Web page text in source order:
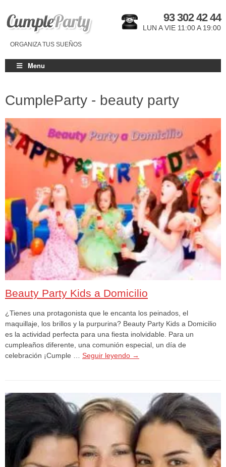
ORGANIZA TUS SUEÑOS
93 302 42 44
LUN A VIE 11:00 A 19:00
Menu
CumpleParty - beauty party
Beauty Party Kids a Domicilio
¿Tienes una protagonista que le encanta los peinados, el
maquillaje, los brillos y la purpurina? Beauty Party Kids a Domicilio
es la actividad perfecta para una fiesta inolvidable. Para un
cumpleaños diferente, una comunión especial, un día de
celebración ¡Cumple … Seguir leyendo →